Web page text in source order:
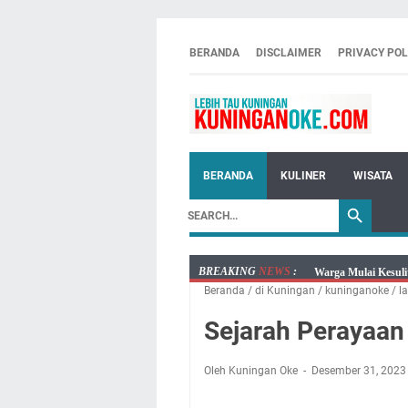
BERANDA DISCLAIMER PRIVACY
BERANDA KULINER WISATA
BREAKING NEWS :
Warga Mulai
Kamuning
Uniku Jadi Tuan
Sudahkah Kita
Info Sembako di
Beranda / di Kuningan / kuninganoke /
Sejarah
Oleh Kuningan Oke Desember 31, 2023